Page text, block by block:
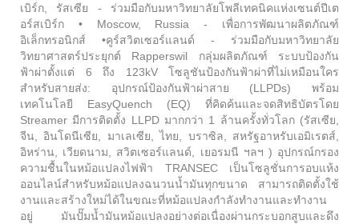
เบิร์ก, รัสเซีย - ร่วมมือกับมหาวิทยาลัยโพลีเทคนิคแห่งเซนต์ปีเต
อร์สเบิร์ก • Moscow, Russia - เพื่อการพัฒนาผลิตภัณฑ์
อิเล็กทรอนิกส์ •คูร์สวิตเซอร์แลนด์ - ร่วมมือกับมหาวิทยาลัย
วิทยาศาสตร์ประยุกต์ Rapperswil กลุ่มผลิตภัณฑ์ ระบบป้องกัน
ฟ้าผ่าตั้งแต่ 6 ถึง 123kV โซลูชันป้องกันฟ้าผ่าที่ไม่เหมือนใคร
สำหรับสายส่ง: อุปกรณ์ป้องกันฟ้าผ่าสาย (LLPDs) พร้อม
เทคโนโลยี EasyQuench (EQ) ที่คิดค้นและจดสิทธิบัตรโดย
Streamer มีการติดตั้ง LLPD มากกว่า 1 ล้านครั้งทั่วโลก (รัสเซีย,
จีน, อินโดนีเซีย, มาเลเซีย, ไทย, บราซิล, สหรัฐอาหรับเอมิเรตส์,
อิหร่าน, เวียดนาม, สวิตเซอร์แลนด์, เยอรมนี ฯลฯ ) อุปกรณ์กรอง
ความชื้นในหม้อแปลงไฟฟ้า TRANSEC เป็นโซลูชั่นการอบแห้ง
ออนไลน์สำหรับหม้อแปลงฉนวนน้ำมันทุกขนาด สามารถติดตั้งใช้
งานและสร้างใหม่ได้ในขณะที่หม้อแปลงกำลังทำงานและทำงาน
อยู่ มันปั๊มน้ำมันหม้อแปลงอย่างต่อเนื่องผ่านกระบอกสูบและดึง